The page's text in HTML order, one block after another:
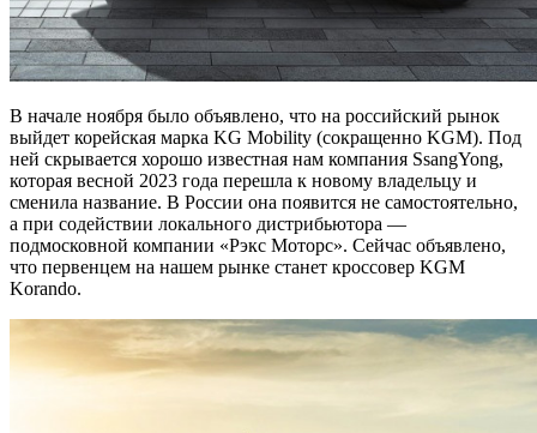
В начале ноября было объявлено, что на российский рынок
выйдет корейская марка KG Mobility (сокращенно KGM). Под
ней скрывается хорошо известная нам компания SsangYong,
которая весной 2023 года перешла к новому владельцу и
сменила название. В России она появится не самостоятельно,
а при содействии локального дистрибьютора —
подмосковной компании «Рэкс Моторс». Сейчас объявлено,
что первенцем на нашем рынке станет кроссовер KGM
Korando.